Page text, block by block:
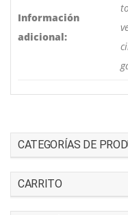
Información
adicional:
CATEGORÍAS DE
CARRITO